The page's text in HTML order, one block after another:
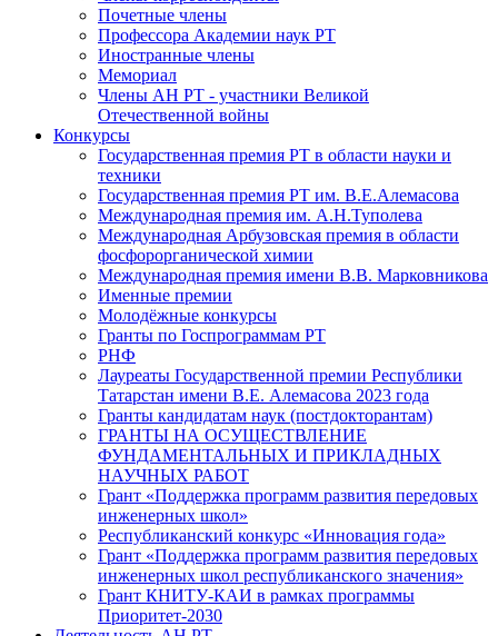
Почетные члены
Профессора Академии наук РТ
Иностранные члены
Мемориал
Члены АН РТ - участники Великой
Отечественной войны
Конкурсы
Государственная премия РТ в области науки и
техники
Государственная премия РТ им. В.Е.Алемасова
Международная премия им. А.Н.Туполева
Международная Арбузовская премия в области
фосфорорганической химии
Международная премия имени В.В. Марковникова
Именные премии
Молодёжные конкурсы
Гранты по Госпрограммам РТ
РНФ
Лауреаты Государственной премии Республики
Татарстан имени В.Е. Алемасова 2023 года
Гранты кандидатам наук (постдокторантам)
ГРАНТЫ НА ОСУЩЕСТВЛЕНИЕ
ФУНДАМЕНТАЛЬНЫХ И ПРИКЛАДНЫХ
НАУЧНЫХ РАБОТ
Грант «Поддержка программ развития передовых
инженерных школ»
Республиканский конкурс «Инновация года»
Грант «Поддержка программ развития передовых
инженерных школ республиканского значения»
Грант КНИТУ-КАИ в рамках программы
Приоритет-2030